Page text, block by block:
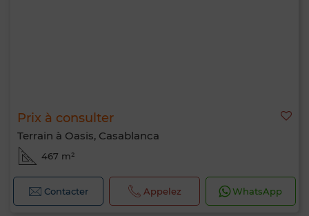
Prix à consulter
Terrain à Oasis, Casablanca
467 m²
Contacter Appelez WhatsApp